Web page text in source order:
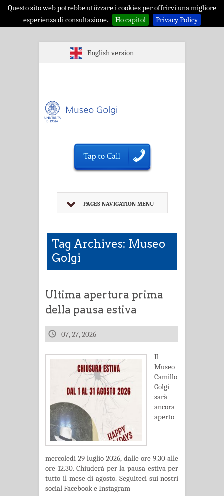
Questo sito web potrebbe utiizzare i cookies per offrirvi una migliore
esperienza di consultazione.
Ho capito! Privacy Policy
English version
PAGES NAVIGATION MENU
Tag Archives: Museo
Golgi
Ultima apertura prima
della pausa estiva
07, 27, 2026
Il
Museo
Camillo
Golgi
sarà
ancora
aperto
mercoledì 29 luglio 2026, dalle ore 9.30 alle
ore 12.30. Chiuderà per la pausa estiva per
tutto il mese di agosto. Seguiteci sui nostri
social Facebook e Instagram